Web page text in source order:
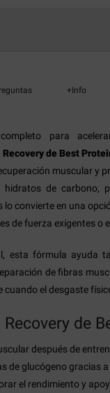
+Info
para
Recovery de Best
muscular y
hidratos de carbono,
convierte en una
de fuerza exigentes o
esta fórmula ayuda
de fibras
el desgaste
de
después de
de glucógeno gracias
el rendimiento y